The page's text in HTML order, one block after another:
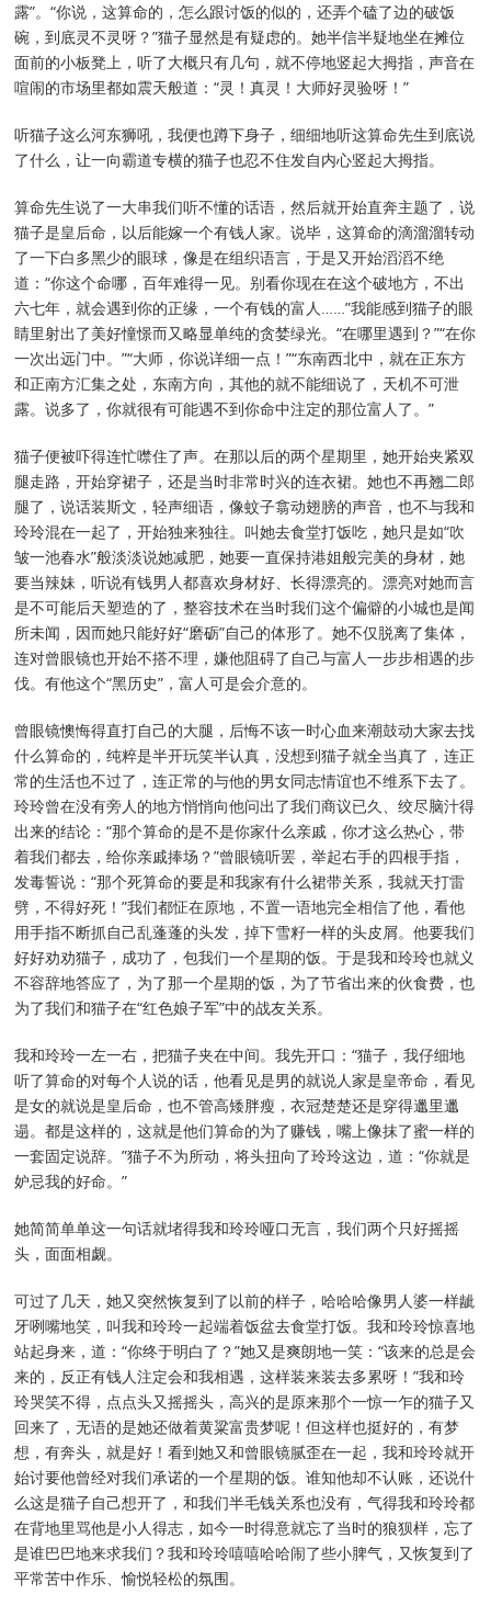
露”。“你说，这算命的，怎么跟讨饭的似的，还弄个磕了边的破饭
碗，到底灵不灵呀？”猫子显然是有疑虑的。她半信半疑地坐在摊位
面前的小板凳上，听了大概只有几句，就不停地竖起大拇指，声音在
喧闹的市场里都如震天般道：“灵！真灵！大师好灵验呀！”
听猫子这么河东狮吼，我便也蹲下身子，细细地听这算命先生到底说
了什么，让一向霸道专横的猫子也忍不住发自内心竖起大拇指。
算命先生说了一大串我们听不懂的话语，然后就开始直奔主题了，说
猫子是皇后命，以后能嫁一个有钱人家。说毕，这算命的滴溜溜转动
了一下白多黑少的眼球，像是在组织语言，于是又开始滔滔不绝
道：“你这个命哪，百年难得一见。别看你现在在这个破地方，不出
六七年，就会遇到你的正缘，一个有钱的富人……”我能感到猫子的眼
睛里射出了美好憧憬而又略显单纯的贪婪绿光。“在哪里遇到？”“在你
一次出远门中。”“大师，你说详细一点！”“东南西北中，就在正东方
和正南方汇集之处，东南方向，其他的就不能细说了，天机不可泄
露。说多了，你就很有可能遇不到你命中注定的那位富人了。”
猫子便被吓得连忙噤住了声。在那以后的两个星期里，她开始夹紧双
腿走路，开始穿裙子，还是当时非常时兴的连衣裙。她也不再翘二郎
腿了，说话装斯文，轻声细语，像蚊子翕动翅膀的声音，也不与我和
玲玲混在一起了，开始独来独往。叫她去食堂打饭吃，她只是如“吹
皱一池春水”般淡淡说她减肥，她要一直保持港姐般完美的身材，她
要当辣妹，听说有钱男人都喜欢身材好、长得漂亮的。漂亮对她而言
是不可能后天塑造的了，整容技术在当时我们这个偏僻的小城也是闻
所未闻，因而她只能好好“磨砺”自己的体形了。她不仅脱离了集体，
连对曾眼镜也开始不搭不理，嫌他阻碍了自己与富人一步步相遇的步
伐。有他这个“黑历史”，富人可是会介意的。
曾眼镜懊悔得直打自己的大腿，后悔不该一时心血来潮鼓动大家去找
什么算命的，纯粹是半开玩笑半认真，没想到猫子就全当真了，连正
常的生活也不过了，连正常的与他的男女同志情谊也不维系下去了。
玲玲曾在没有旁人的地方悄悄向他问出了我们商议已久、绞尽脑汁得
出来的结论：“那个算命的是不是你家什么亲戚，你才这么热心，带
着我们都去，给你亲戚捧场？”曾眼镜听罢，举起右手的四根手指，
发毒誓说：“那个死算命的要是和我家有什么裙带关系，我就天打雷
劈，不得好死！”我们都怔在原地，不置一语地完全相信了他，看他
用手指不断抓自己乱蓬蓬的头发，掉下雪籽一样的头皮屑。他要我们
好好劝劝猫子，成功了，包我们一个星期的饭。于是我和玲玲也就义
不容辞地答应了，为了那一个星期的饭，为了节省出来的伙食费，也
为了我们和猫子在“红色娘子军”中的战友关系。
我和玲玲一左一右，把猫子夹在中间。我先开口：“猫子，我仔细地
听了算命的对每个人说的话，他看见是男的就说人家是皇帝命，看见
是女的就说是皇后命，也不管高矮胖瘦，衣冠楚楚还是穿得邋里邋
遢。都是这样的，这就是他们算命的为了赚钱，嘴上像抹了蜜一样的
一套固定说辞。”猫子不为所动，将头扭向了玲玲这边，道：“你就是
妒忌我的好命。”
她简简单单这一句话就堵得我和玲玲哑口无言，我们两个只好摇摇
头，面面相觑。
可过了几天，她又突然恢复到了以前的样子，哈哈哈像男人婆一样龇
牙咧嘴地笑，叫我和玲玲一起端着饭盆去食堂打饭。我和玲玲惊喜地
站起身来，道：“你终于明白了？”她又是爽朗地一笑：“该来的总是会
来的，反正有钱人注定会和我相遇，这样装来装去多累呀！”我和玲
玲哭笑不得，点点头又摇摇头，高兴的是原来那个一惊一乍的猫子又
回来了，无语的是她还做着黄粱富贵梦呢！但这样也挺好的，有梦
想，有奔头，就是好！看到她又和曾眼镜腻歪在一起，我和玲玲就开
始讨要他曾经对我们承诺的一个星期的饭。谁知他却不认账，还说什
么这是猫子自己想开了，和我们半毛钱关系也没有，气得我和玲玲都
在背地里骂他是小人得志，如今一时得意就忘了当时的狼狈样，忘了
是谁巴巴地来求我们？我和玲玲嘻嘻哈哈闹了些小脾气，又恢复到了
平常苦中作乐、愉悦轻松的氛围。